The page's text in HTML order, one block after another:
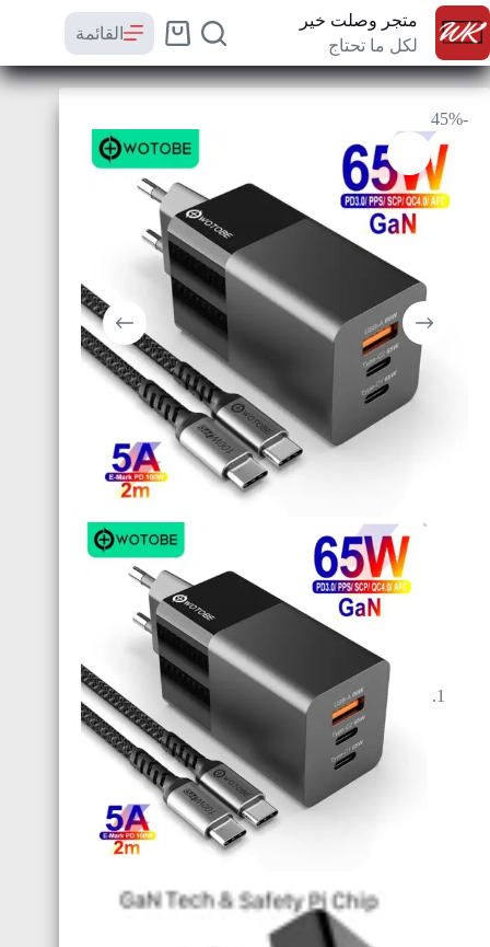
متجر وصلت خير
لكل ما تحتاج
القائمة
-45%